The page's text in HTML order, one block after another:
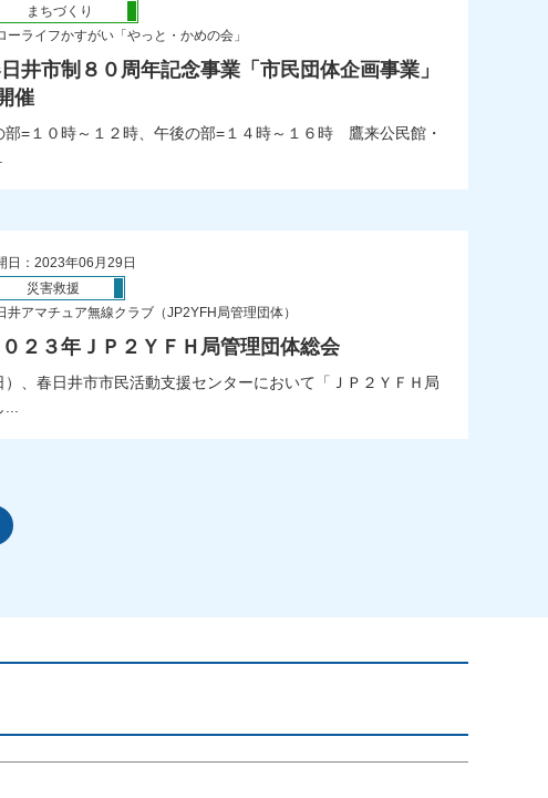
まちづくり
ーライフかすがい「やっと・かめの会」
井市制８０周年記念事業「市民団体企画事業」
催
部=１０時～１２時、午後の部=１４時～１６時 鷹来公民館・
日：2023年06月29日
災害救援
井アマチュア無線クラブ（JP2YFH局管理団体）
０２３年ＪＰ２ＹＦＨ局管理団体総会
、春日井市市民活動支援センターにおいて「ＪＰ２ＹＦＨ局